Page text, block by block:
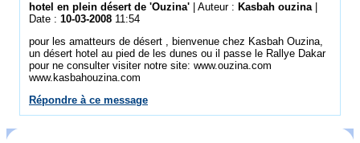
hotel en plein désert de 'Ouzina' | Auteur : Kasbah ouzina|
Date : 10-03-2008 11:54
pour les amatteurs de désert , bienvenue chez Kasbah Ouzina,
un désert hotel au pied de les dunes ou il passe le Rallye Dakar
pour ne consulter visiter notre site: www.ouzina.com
www.kasbahouzina.com
Répondre à ce message